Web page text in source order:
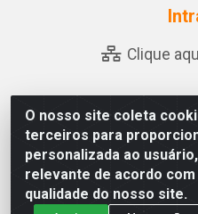
O nosso site coleta
terceiros para
personalizada ao
relevante de acordo
qualidade do nosso site.
Clique
Abreu & Silva - Rua Padre
Olho D'Água das Flores/